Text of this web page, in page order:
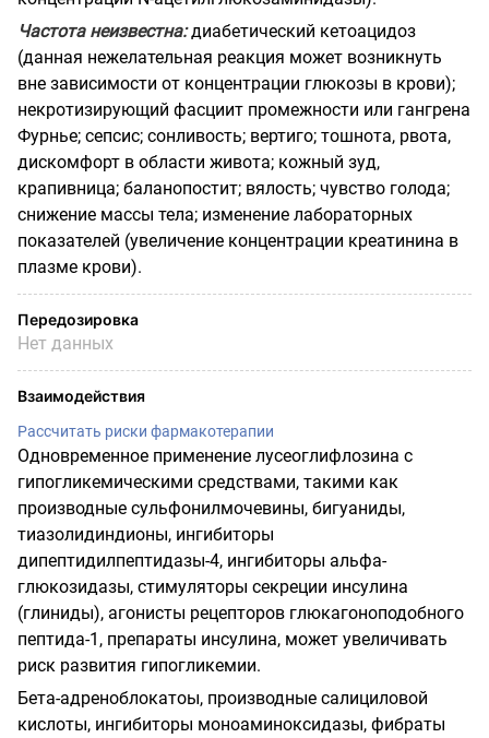
Частота неизвестна:диабетический кетоацидоз
(данная нежелательная реакция может возникнуть
вне зависимости от концентрации глюкозы в крови);
некротизирующий фасциит промежности или гангрена
Фурнье; сепсис; сонливость; вертиго; тошнота, рвота,
дискомфорт в области живота; кожный зуд,
крапивница; баланопостит; вялость; чувство голода;
снижение массы тела; изменение лабораторных
показателей (увеличение концентрации креатинина в
плазме крови).
Передозировка
Нет данных
Взаимодействия
Рассчитать риски фармакотерапии
Одновременное применение лусеоглифлозина с
гипогликемическими средствами, такими как
производные сульфонилмочевины, бигуаниды,
тиазолидиндионы, ингибиторы
дипептидилпептидазы-4, ингибиторы альфа-
глюкозидазы, стимуляторы секреции инсулина
(глиниды), агонисты рецепторов глюкагоноподобного
пептида-1, препараты инсулина, может увеличивать
риск развития гипогликемии.
Бета-адреноблокатоы, производные салициловой
кислоты, ингибиторы моноаминоксидазы, фибраты